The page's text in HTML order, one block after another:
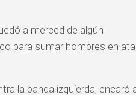
a merced de algún
para sumar hombres en
la banda izquierda, encaró